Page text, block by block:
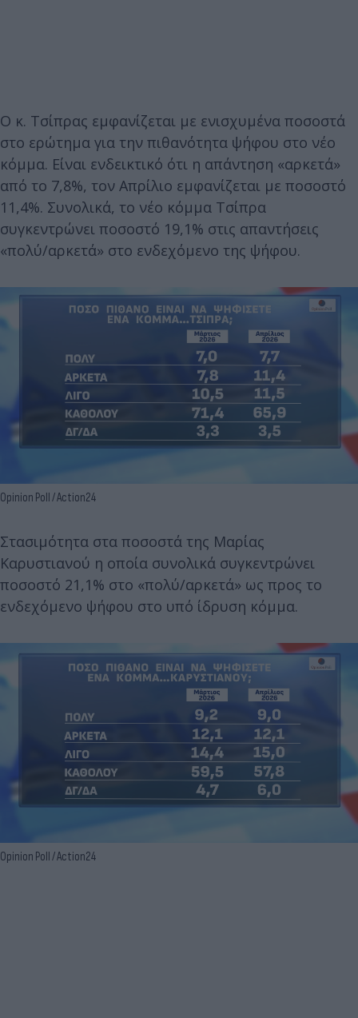
O κ. Τσίπρας εμφανίζεται με ενισχυμένα ποσοστά
στο ερώτημα για την πιθανότητα ψήφου στο νέο
κόμμα. Είναι ενδεικτικό ότι η απάντηση «αρκετά»
από το 7,8%, τον Απρίλιο εμφανίζεται με ποσοστό
11,4%. Συνολικά, το νέο κόμμα Τσίπρα
συγκεντρώνει ποσοστό 19,1% στις απαντήσεις
«πολύ/αρκετά» στο ενδεχόμενο της ψήφου.
Opinion Poll / Action24
Στασιμότητα στα ποσοστά της Μαρίας
Καρυστιανού η οποία συνολικά συγκεντρώνει
ποσοστό 21,1% στο «πολύ/αρκετά» ως προς το
ενδεχόμενο ψήφου στο υπό ίδρυση κόμμα.
Opinion Poll / Action24